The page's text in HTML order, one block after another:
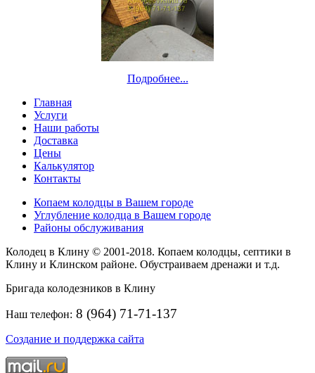
Подробнее...
Главная
Услуги
Наши работы
Доставка
Цены
Калькулятор
Контакты
Копаем колодцы в Вашем городе
Углубление колодца в Вашем городе
Районы обслуживания
Колодец в Клину © 2001-2018. Копаем колодцы, септики в
Клину и Клинском районе. Обустраиваем дренажи и т.д.
Бригада колодезников в Клину
Наш телефон: 8 (964) 71-71-137
Создание и поддержка сайта